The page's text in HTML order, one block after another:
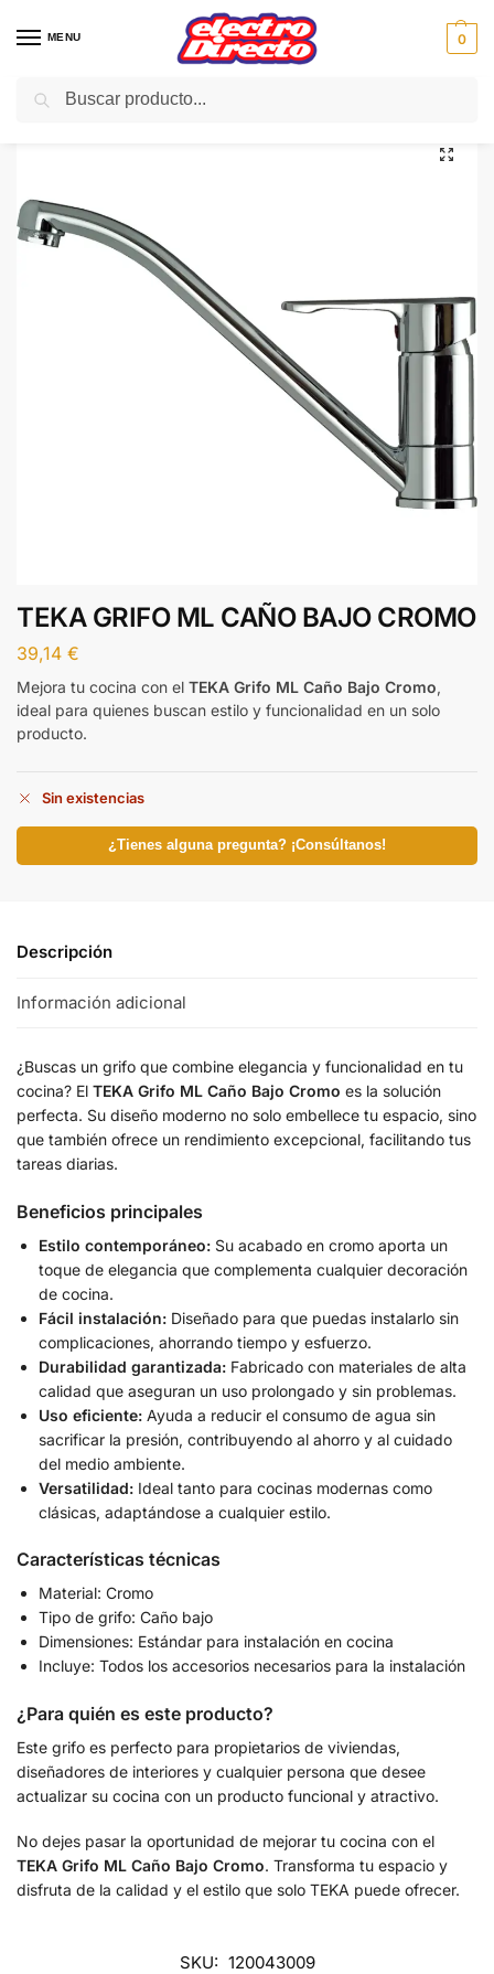
MENU 0
Inicio Gama blanca Accesorios y repuestos
TEKA GRIFO ML CAÑO BAJO CROMO
39,14 €
Mejora tu cocina con el TEKA Grifo ML Caño Bajo Cromo,
ideal para quienes buscan estilo y funcionalidad en un solo
producto.
Sin existencias
¿Tienes alguna pregunta? ¡Consúltanos!
Descripción
Información adicional
¿Buscas un grifo que combine elegancia y funcionalidad en tu
cocina? El TEKA Grifo ML Caño Bajo Cromo es la solución
perfecta. Su diseño moderno no solo embellece tu espacio, sino
que también ofrece un rendimiento excepcional, facilitando tus
tareas diarias.
Beneficios principales
Estilo contemporáneo: Su acabado en cromo aporta un
toque de elegancia que complementa cualquier decoración
de cocina.
Fácil instalación: Diseñado para que puedas instalarlo sin
complicaciones, ahorrando tiempo y esfuerzo.
Durabilidad garantizada: Fabricado con materiales de alta
calidad que aseguran un uso prolongado y sin problemas.
Uso eficiente: Ayuda a reducir el consumo de agua sin
sacrificar la presión, contribuyendo al ahorro y al cuidado
del medio ambiente.
Versatilidad: Ideal tanto para cocinas modernas como
clásicas, adaptándose a cualquier estilo.
Características técnicas
Material: Cromo
Tipo de grifo: Caño bajo
Dimensiones: Estándar para instalación en cocina
Incluye: Todos los accesorios necesarios para la instalación
¿Para quién es este producto?
Este grifo es perfecto para propietarios de viviendas,
diseñadores de interiores y cualquier persona que desee
actualizar su cocina con un producto funcional y atractivo.
No dejes pasar la oportunidad de mejorar tu cocina con el
TEKA Grifo ML Caño Bajo Cromo. Transforma tu espacio y
disfruta de la calidad y el estilo que solo TEKA puede ofrecer.
SKU: 120043009